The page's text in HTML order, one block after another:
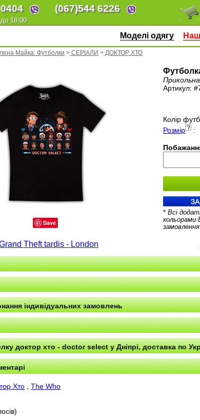
(067)544 6226
18:00
Моделі одягу
Майка: Футболки > СЕРІАЛИ > ДОКТОР ХТО
Save
Артикул:
Колір
Розмір
:
* Всі
кольорами
замовлення
Theft tardis - London
індивідуальних замовлень
доктор хто - doctor select у Дніпрі, доставка по
Хто The Who